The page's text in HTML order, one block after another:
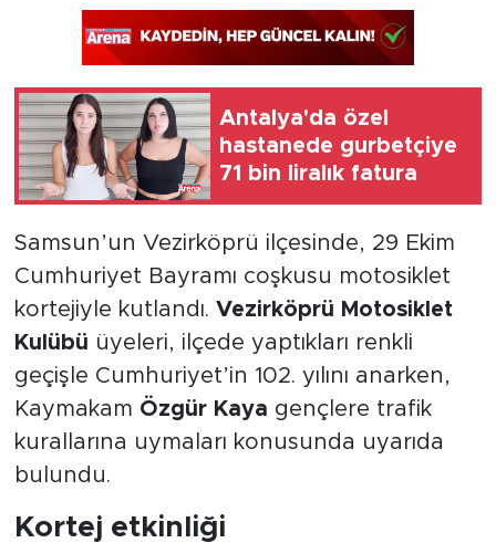
Antalya'da özel
hastanede gurbetçiye
71 bin liralık fatura
Samsun’un Vezirköprü ilçesinde, 29 Ekim
Cumhuriyet Bayramı coşkusu motosiklet
kortejiyle kutlandı. Vezirköprü Motosiklet
Kulübü üyeleri, ilçede yaptıkları renkli
geçişle Cumhuriyet’in 102. yılını anarken,
Kaymakam Özgür Kaya gençlere trafik
kurallarına uymaları konusunda uyarıda
bulundu.
Kortej etkinliği